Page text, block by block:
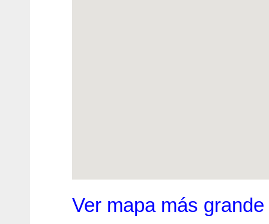
Ver mapa más grande